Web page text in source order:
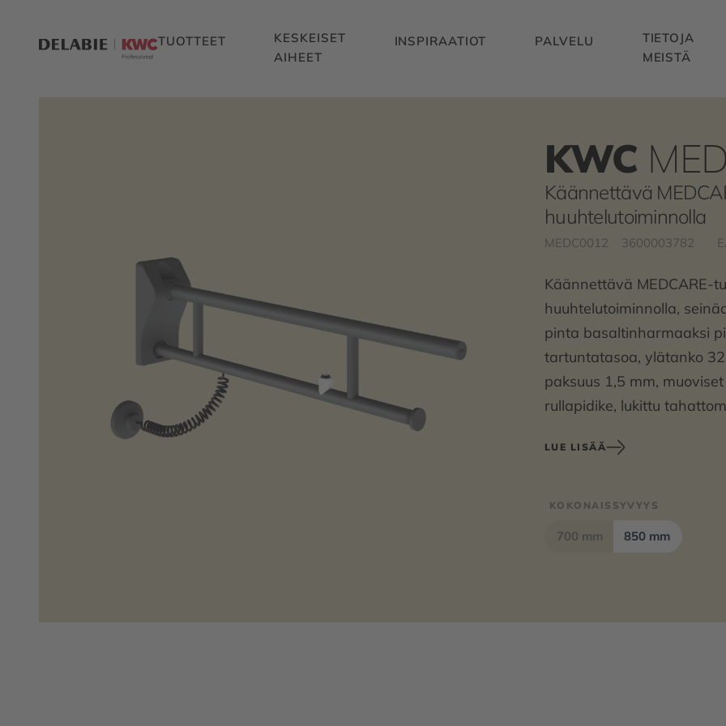
TUOTTEET
KESKEISET
AIHEET
INSPIRAATIOT PALVELU
TIETOJA
MEISTÄ
KWC
Käännettävä
huuhtelutoiminnolla
MEDC0012 3600003782
Käännettävä MEDCARE-
huuhtelutoiminnolla,
pinta basaltinharmaaksi
tartuntatasoa, ylätanko
paksuus 1,5 mm,
rullapidike, lukittu
polyamidia,
Mitat 113 x 234 x 850 mm
LUE LISÄÄ
KOKONAISSYVYYS
700 mm 850 mm